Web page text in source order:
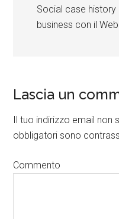
Social case history
business con il
Lascia un
Il tuo indirizzo email non
obbligatori sono
Commento